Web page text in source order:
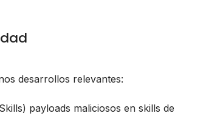
desarrollos relevantes:
) payloads maliciosos en skills de